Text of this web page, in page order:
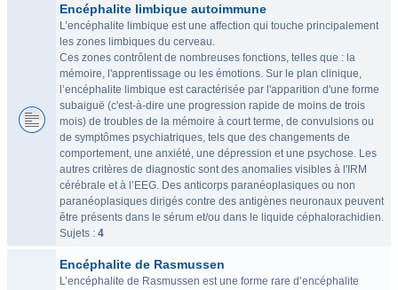
Encéphalite limbique autoimmune
L’encéphalite limbique est une affection qui touche principalement
les zones limbiques du cerveau.
Ces zones contrôlent de nombreuses fonctions, telles que : la
mémoire, l'apprentissage ou les émotions. Sur le plan clinique,
l’encéphalite limbique est caractérisée par l'apparition d'une forme
subaiguë (c'est-à-dire une progression rapide de moins de trois
mois) de troubles de la mémoire à court terme, de convulsions ou
de symptômes psychiatriques, tels que des changements de
comportement, une anxiété, une dépression et une psychose. Les
autres critères de diagnostic sont des anomalies visibles à l'IRM
cérébrale et à l’EEG. Des anticorps paranéoplasiques ou non
paranéoplasiques dirigés contre des antigènes neuronaux peuvent
être présents dans le sérum et/ou dans le liquide céphalorachidien.
Sujets : 4
Encéphalite de Rasmussen
L’encéphalite de Rasmussen est une forme rare d’encéphalite